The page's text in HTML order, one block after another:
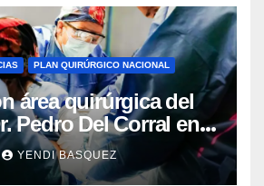
PLAN QUIRÚRGICO NACIONAL
área quirúrgica del
Pedro Del Corral en
YENDI BASQUEZ